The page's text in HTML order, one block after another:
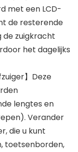
met een LCD-
de resterende
zuigkracht
het dagelijks
】Deze
lengtes en
Verander
die u kunt
toetsenborden,